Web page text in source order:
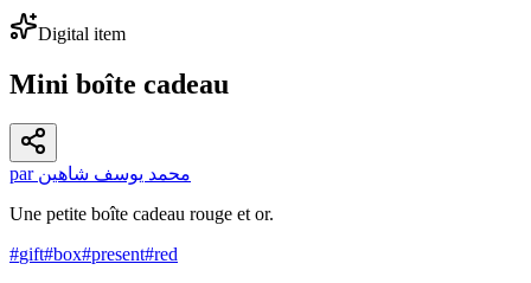
Digital item
Mini boîte cadeau
par محمد يوسف شاهين
Une petite boîte cadeau rouge et or.
#gift#box#present#red